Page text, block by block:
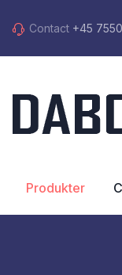
Contact +45
Produkter